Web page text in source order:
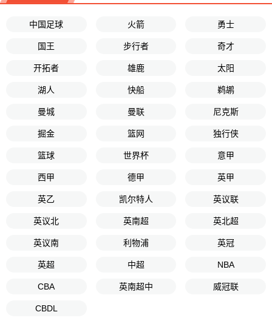
中国足球 火箭 勇士
国王 步行者 奇才
开拓者 雄鹿 太阳
湖人 快船 鹈鹕
曼城 曼联 尼克斯
掘金 篮网 独行侠
篮球 世界杯 意甲
西甲 德甲 英甲
英乙 凯尔特人 英议联
英议北 英南超 英北超
英议南 利物浦 英冠
英超 中超 NBA
CBA 英南超中 威冠联
CBDL